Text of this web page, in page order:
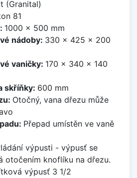
(Granital)
81
1000 x 500 mm
nádoby: 330 x 425 x 200
vaničky: 170 x 340 x 140
skříňky: 600 mm
Otočný, vana dřezu může
Přepad umístěn ve vaně
výpusti - výpusť se
otočením knoflíku na dřezu.
výpusť 3 1/2